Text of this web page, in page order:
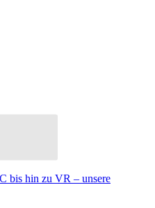
bis hin zu VR – unsere